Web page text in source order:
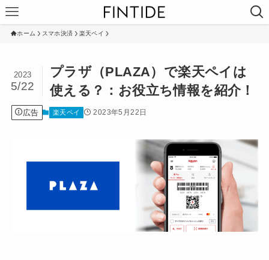
ホーム スマホ決済 楽天ペイ
プラザ（PLAZA）で楽天ペイは
使える？：お役立ち情報を紹介！
2023
5/22
広告 楽天ペイ 2023年5月22日